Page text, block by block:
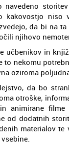
navedeno
kakovostjo niso
da bi na
njihovo
učbenikov in
to nekomu
oziroma
da bo
otroške,
in animirane
od dodatnih
materialov